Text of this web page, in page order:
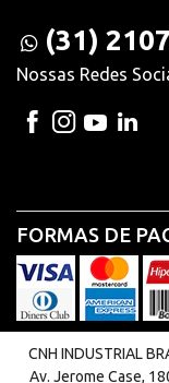
(31)
Nossas Redes
FORMAS DE
CNH INDUSTRIAL
Av. Jerome Case,